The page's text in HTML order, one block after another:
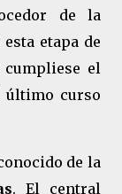
de la
etapa de
el
último curso
de la
. El central